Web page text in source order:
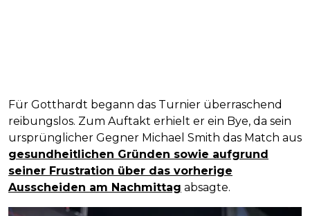
Für Gotthardt begann das Turnier überraschend
reibungslos. Zum Auftakt erhielt er ein Bye, da sein
ursprünglicher Gegner Michael Smith das Match aus
gesundheitlichen Gründen sowie aufgrund
seiner Frustration über das vorherige
Ausscheiden am Nachmittag absagte.